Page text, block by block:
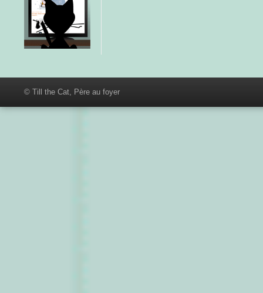
© Till the Cat, Père au foyer